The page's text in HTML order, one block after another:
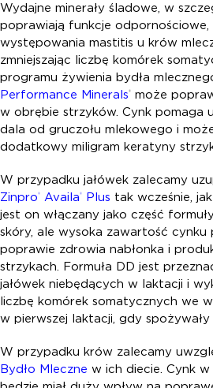
Wydajne minerały śladowe, w
poprawiają funkcje odpornościowe,
występowania mastitis u krów
zmniejszając liczbę komórek
programu żywienia bydła
Performance Minerals® może
w obrębie strzyków. Cynk pomaga
dala od gruczołu mlekowego i
dodatkowy miligram keratyny
W przypadku jałówek zalecamy
Zinpro® Availa® Plus tak wcześnie,
jest on włączany jako część
skóry, ale wysoka zawartość
poprawie zdrowia nabłonka i
strzykach. Formuła DD jest
jałówek niebędących w laktacji i
liczbę komórek somatycznych we
w pierwszej laktacji, gdy spożywały
W przypadku krów zalecamy
Bydło Mleczne w ich diecie. Cynk